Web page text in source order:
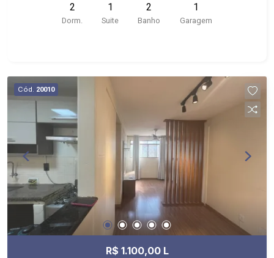
Rod. Anhanguera, Atacadão e Novo Shopping,
Pacaembu Autopeças Ltda; - Edifício com
2
Dorm.
1
Suite
2
Banho
1
Garagem
Cód. 20010
R$ 1.100,00 L